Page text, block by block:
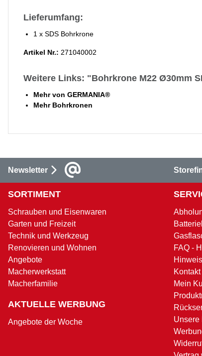
Lieferumfang:
1 x SDS Bohrkrone
Artikel Nr.: 271040002
Weitere Links: "Bohrkrone M22 Ø30mm
Mehr von GERMANIA®
Mehr Bohrkronen
Newsletter
SORTIMENT
Schrauben und Eisenwaren
Garten und Freizeit
Technik und Werkzeug
Renovieren und Wohnen
Angebote
Macherwerkstatt
Macherfamilie
AKTUELLE WERBUNG
Angebote der Woche
FAQ -
Kontakt
Mein
Unsere